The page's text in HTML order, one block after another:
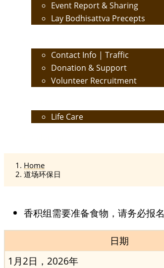
Event Report & Sharing
Lay Bodhisattva Precepts
Contact Info | Traffic
Donation & Support
Volunteer Recruitment
Life Care
Home
道场环保日
香积组需要准备食物，请务必报名
日期
1月2日，2026年